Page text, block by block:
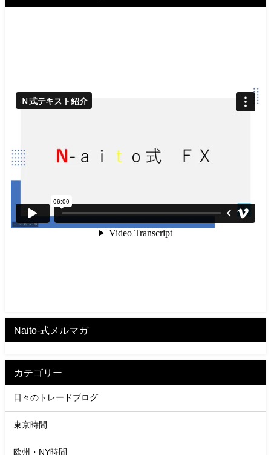
Naito-式メルマガ
カテゴリー
日々のトレードブログ
東京時間
欧州・NY時間